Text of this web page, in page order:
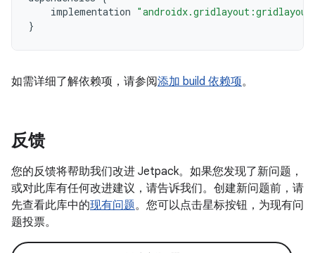
implementation
}
如需详细了解依赖项，请参阅添加 build 依赖项。
反馈
您的反馈将帮助我们改进 Jetpack。如果您发现了新问题，
或对此库有任何改进建议，请告诉我们。创建新问题前，请
先查看此库中的现有问题。您可以点击星标按钮，为现有问
题投票。